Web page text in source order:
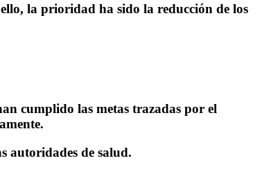
la prioridad ha sido la reducción de los
cumplido las metas trazadas por el
autoridades de salud.